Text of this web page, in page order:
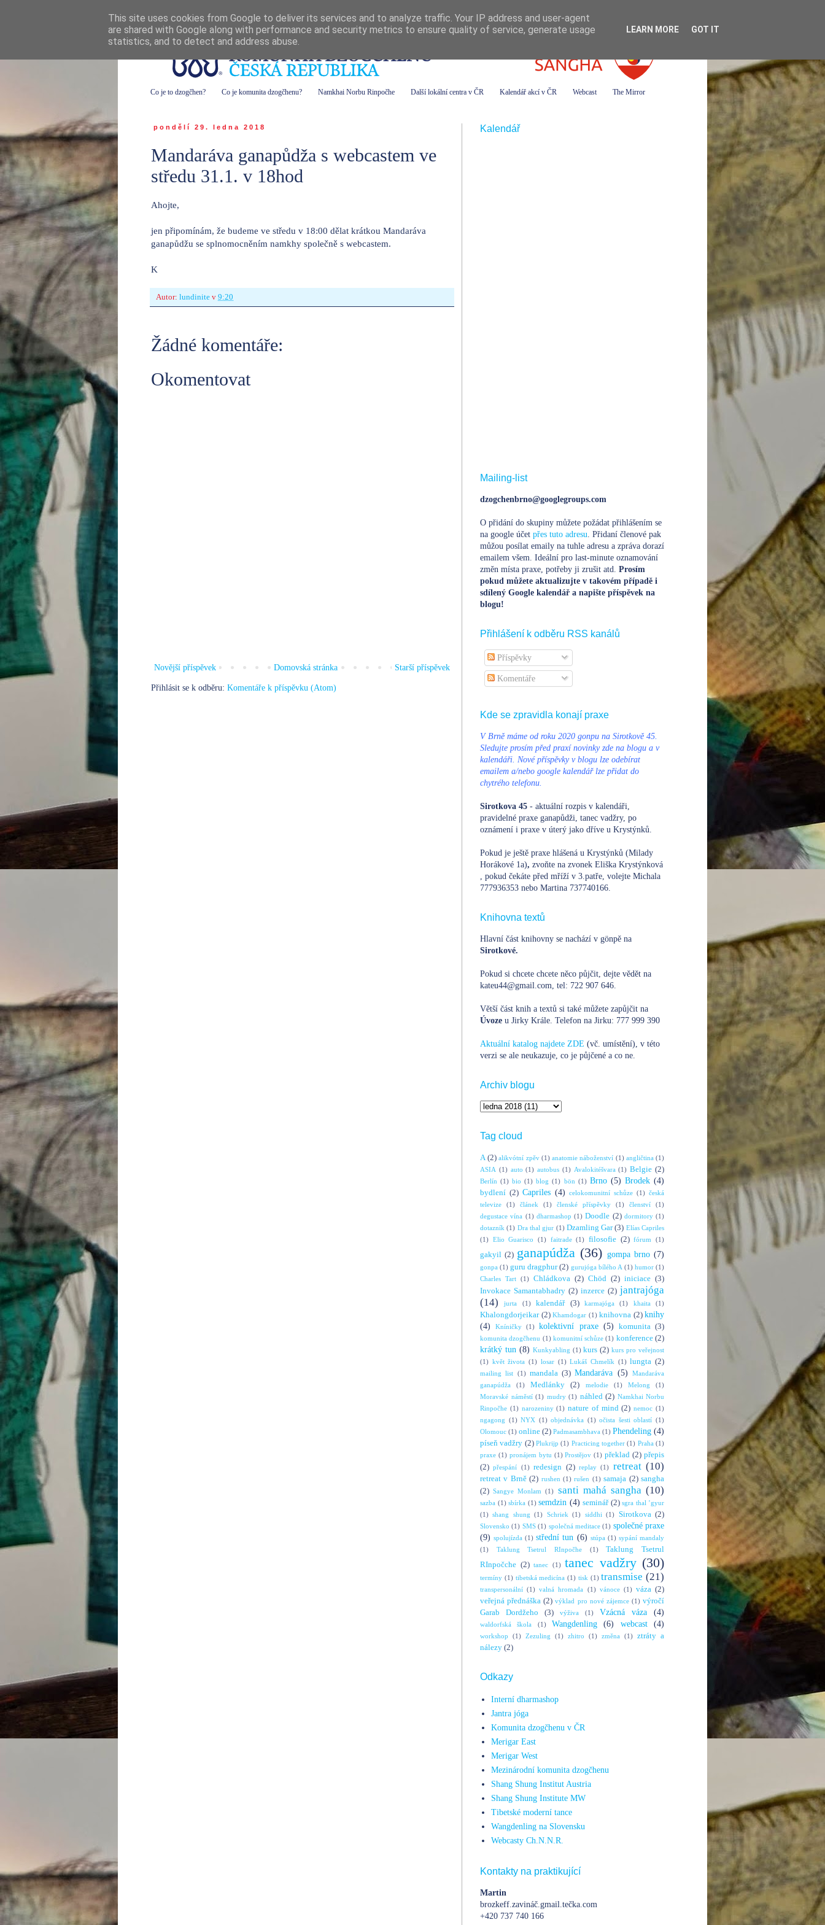
Co je to dzogčhen? Co je komunita dzogčhenu? Namkhai Norbu Rinpočhe Další lokální centra v ČR Kalendář akcí v ČR Webcast The Mirror
pondělí 29. ledna 2018
Mandaráva ganapůdža s webcastem ve
středu 31.1. v 18hod
Ahojte,
jen připomínám, že budeme ve středu v 18:00 dělat krátkou Mandaráva
ganapůdžu se splnomocněním namkhy společně s webcastem.
K
Autor: lundinite v 9:20
Žádné komentáře:
Okomentovat
Novější příspěvek Starší příspěvek
Domovská stránka
Přihlásit se k odběru: Komentáře k příspěvku (Atom)
Kalendář
Mailing-list
dzogchenbrno@googlegroups.com
O přidání do skupiny můžete požádat přihlášením se
na google účet přes tuto adresu. Přidaní členové pak
můžou posílat emaily na tuhle adresu a zpráva dorazí
emailem všem. Ideální pro last-minute oznamování
změn místa praxe, potřeby ji zrušit atd. Prosím
pokud můžete aktualizujte v takovém případě i
sdílený Google kalendář a napište příspěvek na
blogu!
Přihlášení k odběru RSS kanálů
Příspěvky
Komentáře
Kde se zpravidla konají praxe
V Brně máme od roku 2020 gonpu na Sirotkově 45.
Sledujte prosím před praxí novinky zde na blogu a v
kalendáři. Nové příspěvky v blogu lze odebírat
emailem a/nebo google kalendář lze přidat do
chytrého telefonu.
Sirotkova 45 - aktuální rozpis v kalendáři,
pravidelné praxe ganapůdži, tanec vadžry, po
oznámení i praxe v úterý jako dříve u Krystýnků.
Pokud je ještě praxe hlášená u Krystýnků (Milady
Horákové 1a), zvoňte na zvonek Eliška Krystýnková
, pokud čekáte před mříží v 3.patře, volejte Michala
777936353 nebo Martina 737740166.
Knihovna textů
Hlavní část knihovny se nachází v gönpě na
Sirotkové.
Pokud si chcete chcete něco půjčit, dejte vědět na
kateu44@gmail.com, tel: 722 907 646.
Větší část knih a textů si také můžete zapůjčit na
Úvoze u Jirky Krále. Telefon na Jirku: 777 999 390
Aktuální katalog najdete ZDE (vč. umístění), v této
verzi se ale neukazuje, co je půjčené a co ne.
Archiv blogu
Tag cloud
A (2) alikvótní zpěv (1) anatomie náboženství (1) angličtina (1)
ASIA (1) auto (1) autobus (1) Avalokitéšvara (1) Belgie (2)
Berlín (1) bio (1) blog (1) bön (1) Brno (5) Brodek (4)
bydlení (2) Capriles (4) celokomunitní schůze (1) česká
televize
(1) článek (1) členské příspěvky (1) členství
(1)
degustace vína (1) dharmashop (1) Doodle (2) dormitory (1)
dotazník (1) Dra thal gjur (1) Dzamling Gar (3) Elías Capriles
(1) Elio Guarisco (1) faitrade (1) filosofie (2) fórum (1)
gakyil (2) ganapúdža (36) gompa brno (7)
gonpa (1) guru dragphur (2) gurujóga bílého A (1) humor (1)
Charles Tart (1) Chládkova (2) Chöd (2) iniciace (3)
Invokace Samantabhadry (2) inzerce (2) jantrajóga
(14)
jurta (1) kalendář (3) karmajóga (1) khaita (1)
Khalongdorjeikar (2) Khamdogar (1) knihovna (2) knihy
(4)
Kníničky (1) kolektivní praxe (5) komunita (3)
komunita dzogčhenu (1) komunitní schůze (1) konference (2)
krátký tun (8) Kunkyabling (1) kurs (2) kurs pro veřejnost
(1) květ života (1) losar (1) Lukáš Chmelík (1) lungta (2)
mailing list (1) mandala (3) Mandaráva (5)
Mandaráva
ganapúdža
(1) Medlánky (2) melodie (1) Melong
(1)
Moravské náměstí (1) mudry (1) náhled (2) Namkhai Norbu
Rinpočhe (1) narozeniny (1) nature of mind (2) nemoc (1)
ngagong (1) NYX (1) objednávka (1) očista šesti oblastí (1)
Olomouc (1) online (2) Padmasambhava (1) Phendeling (4)
píseň vadžry (2) Plukrijp (1) Practicing together (1) Praha (1)
praxe (1) pronájem bytu (1) Prostějov (1) překlad (2) přepis
(2) přespání (1) redesign (2) replay (1) retreat (10)
retreat v Brně (2) rushen (1) rušen (1) samaja (2) sangha
(2) Sangye Monlam (1) santi mahá sangha (10)
sazba (1) sbírka (1) semdzin (4) seminář (2) sgra thal ’gyur
(1) shang shung (1) Schriek (1) siddhi (1) Sirotkova (2)
Slovensko (1) SMS (1) společná meditace (1) společné praxe
(9) spolujízda (1) střední tun (6) stúpa (1) sypání mandaly
(1)
Taklung Tsetrul RInpočhe (1)
Taklung Tsetrul
RInpočche (2) tanec (1) tanec vadžry (30)
termíny (1) tibetská medicína (1) tisk (1) transmise (21)
transpersonální (1) valná hromada (1) vánoce (1) váza (2)
veřejná přednáška (2) výklad pro nové zájemce (1) výročí
Garab Dordžeho
(3) výživa (1) Vzácná váza (4)
waldorfská škola (1) Wangdenling (6) webcast (4)
workshop (1) Zezuling (1) zhitro (1) změna (1) ztráty a
nálezy (2)
Odkazy
Interní dharmashop
Jantra jóga
Komunita dzogčhenu v ČR
Merigar East
Merigar West
Mezinárodní komunita dzogčhenu
Shang Shung Institut Austria
Shang Shung Institute MW
Tibetské moderní tance
Wangdenling na Slovensku
Webcasty Ch.N.N.R.
Kontakty na praktikující
Martin
brozkeff.zavináč.gmail.tečka.com
+420 737 740 166
This site uses cookies from Google to deliver its services and to analyze traffic. Your IP address and user-agent
are shared with Google along with performance and security metrics to ensure quality of service, generate usage
statistics, and to detect and address abuse.
LEARN MORE GOT IT